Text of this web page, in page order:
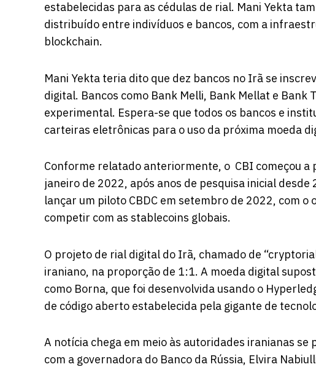
estabelecidas para as cédulas de rial. Mani Yekta
distribuído entre indivíduos e bancos, com a
blockchain.
Mani Yekta teria dito que dez bancos no Irã se
digital. Bancos como Bank Melli, Bank Mellat e Bank
experimental. Espera-se que todos os bancos e
carteiras eletrônicas para o uso da próxima moeda
Conforme relatado anteriormente, o CBI começou a
janeiro de 2022, após anos de pesquisa inicial
lançar um piloto CBDC em setembro de 2022, com
competir com as stablecoins globais.
O projeto de rial digital do Irã, chamado de
iraniano, na proporção de 1:1. A moeda digital
como Borna, que foi desenvolvida usando o
de código aberto estabelecida pela gigante de
A notícia chega em meio às autoridades iranianas se
com a governadora do Banco da Rússia, Elvira